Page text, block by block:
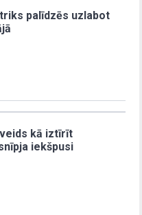
palīdzēs uzlabot
kā iztīrīt
iekšpusi